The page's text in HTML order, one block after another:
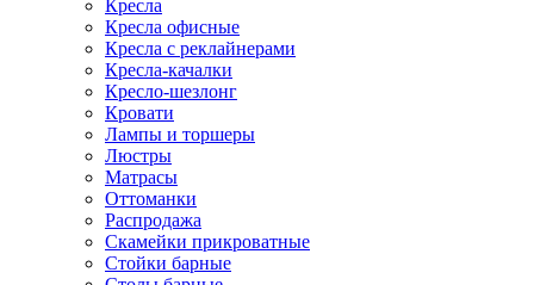
Кресла
Кресла офисные
Кресла с реклайнерами
Кресла-качалки
Кресло-шезлонг
Кровати
Лампы и торшеры
Люстры
Матрасы
Оттоманки
Распродажа
Скамейки прикроватные
Стойки барные